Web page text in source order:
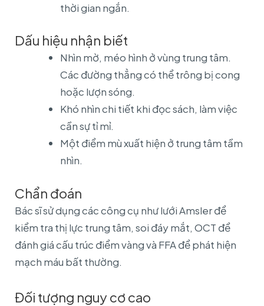
thời gian ngắn.
Dấu hiệu nhận biết
Nhìn mờ, méo hình ở vùng trung tâm.
Các đường thẳng có thể trông bị cong
hoặc lượn sóng.
Khó nhìn chi tiết khi đọc sách, làm việc
cần sự tỉ mỉ.
Một điểm mù xuất hiện ở trung tâm tầm
nhìn.
Chẩn đoán
Bác sĩ sử dụng các công cụ như lưới Amsler để
kiểm tra thị lực trung tâm, soi đáy mắt, OCT để
đánh giá cấu trúc điểm vàng và FFA để phát hiện
mạch máu bất thường.
Đối tượng nguy cơ cao